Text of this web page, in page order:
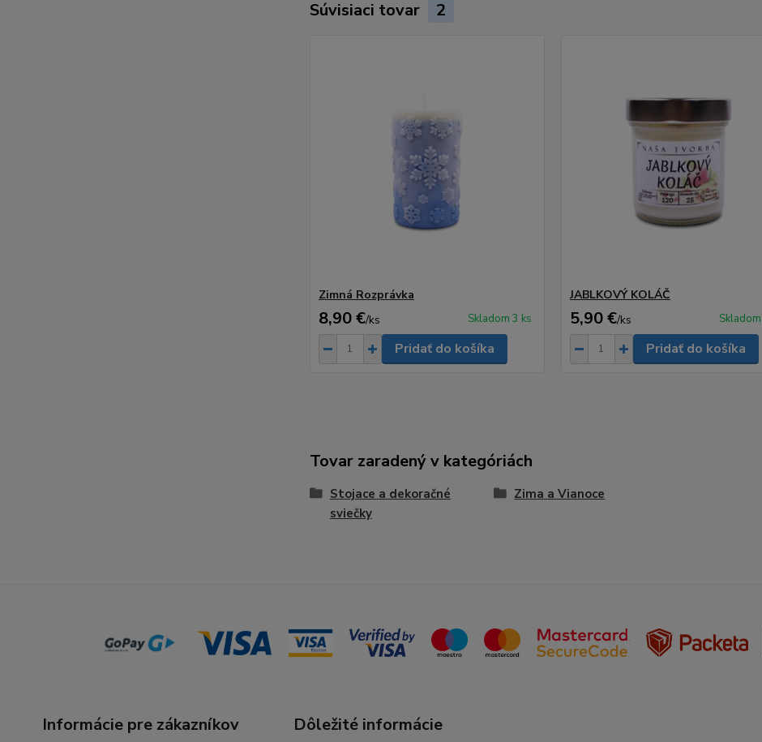
Súvisiaci tovar 2
Zimná Rozprávka
8,90 €/ks Skladom 3 ks
Pridať do košíka
JABLKOVÝ KOLÁČ
5,90 €/ks
Pridať do košíka
Tovar zaradený v kategóriách
Stojace a dekoračné
sviečky
Zima a Vianoce
Informácie pre zákazníkov Dôležité informácie